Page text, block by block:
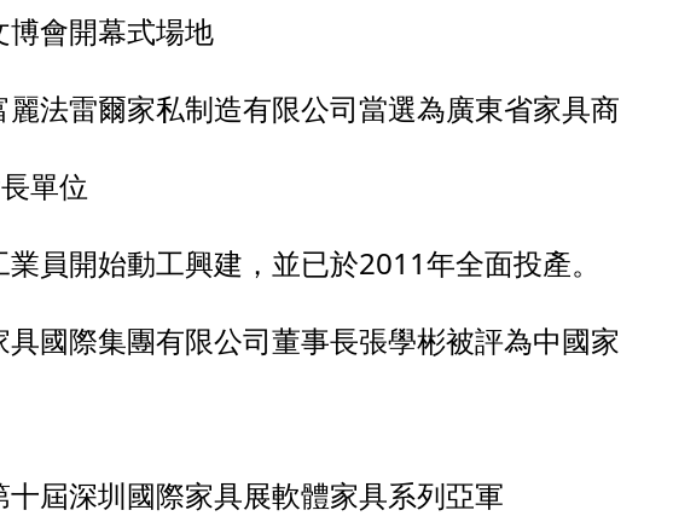
會開幕式場地
法雷爾家私制造有限公司當選為廣東省家具商
單位
員開始動工興建，並已於2011年全面投產。
國際集團有限公司董事長張學彬被評為中國家
屆深圳國際家具展軟體家具系列亞軍